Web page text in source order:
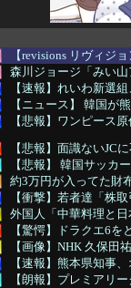
【revisions リヴィジ
森川ジョージ「みい
【速報】れいわ新選
【ニュース】 韓国が
【悲報】ワンピース
【悲報】面識ないJC
【悲報】 韓国サッカ
約3万円が入ってた財
【衝撃】若者達「株
外国人「中華料理と日
【驚愕】ドラクエ6
【画像】NHK 久保田
【速報】熊本県知事
【朗報】プレミアリ